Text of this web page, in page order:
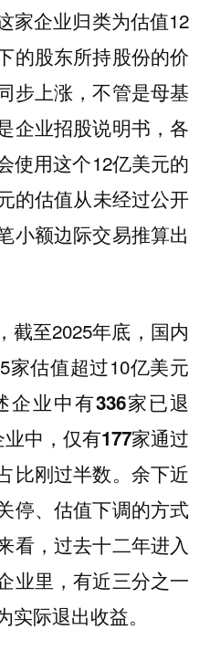
家企业归类为估值12
的股东所持股份的价
步上涨，不管是母基
企业招股说明书，各
使用这个12亿美元的
的估值从未经过公开
小额边际交易推算出
截至2025年底，国内
家估值超过10亿美元
企业中有336家已退
中，仅有177家通过
比刚过半数。余下近
停、估值下调的方式
看，过去十二年进入
业里，有近三分之一
际退出收益。